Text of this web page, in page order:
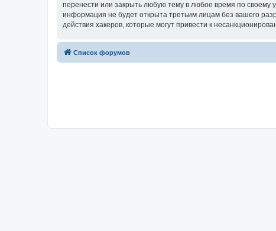
перенести или закрыть любую тему в любое время по своему
информация не будет открыта третьим лицам без вашего
действия хакеров, которые могут привести к
Список форумов